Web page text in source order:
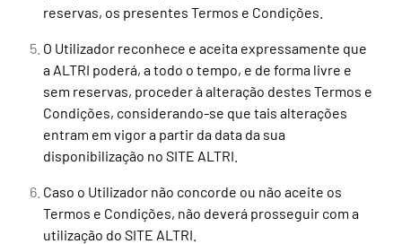
reservas, os presentes Termos e Condições.
O Utilizador reconhece e aceita expressamente que
a ALTRI poderá, a todo o tempo, e de forma livre e
sem reservas, proceder à alteração destes Termos e
Condições, considerando-se que tais alterações
entram em vigor a partir da data da sua
disponibilização no SITE ALTRI.
Caso o Utilizador não concorde ou não aceite os
Termos e Condições, não deverá prosseguir com a
utilização do SITE ALTRI.